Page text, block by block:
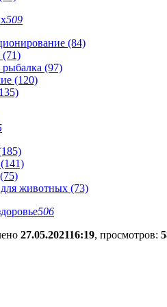
509
(84)
(97)
(120)
животных (73)
506
27.05.202116:19, просмотров: